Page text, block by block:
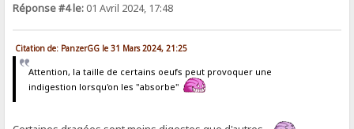
Réponse #4 le: 01 Avril 2024, 17:48
Citation de: PanzerGG le 31 Mars 2024, 21:25
Attention, la taille de certains oeufs peut provoquer une
indigestion lorsqu'on les "absorbe"